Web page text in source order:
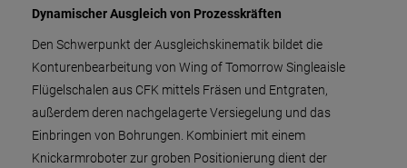
Dynamischer Ausgleich von Prozesskräften
Den Schwerpunkt der Ausgleichskinematik bildet die
Konturenbearbeitung von Wing of Tomorrow Singleaisle
Flügelschalen aus CFK mittels Fräsen und Entgraten,
außerdem deren nachgelagerte Versiegelung und das
Einbringen von Bohrungen. Kombiniert mit einem
Knickarmroboter zur groben Positionierung dient der